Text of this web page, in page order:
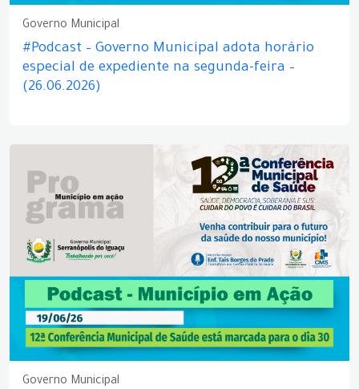
Governo Municipal
#Podcast – Governo Municipal adota horário
especial de expediente na segunda-feira –
(26.06.2026)
Governo Municipal